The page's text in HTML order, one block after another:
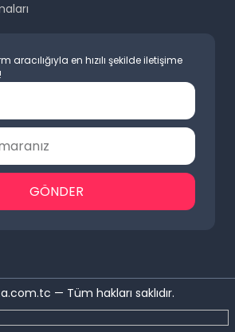
aracılığıyla en hızılı şekilde iletişime
GÖNDER
— Tüm hakları saklıdır.